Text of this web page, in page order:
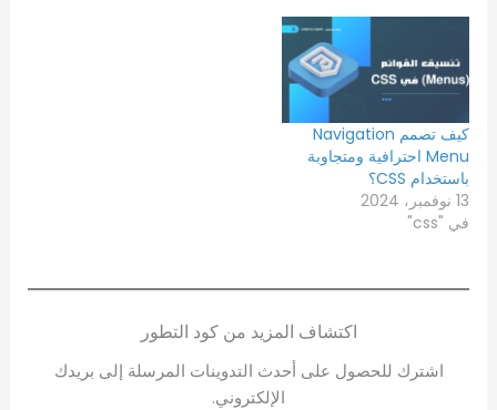
كيف تصمم Navigation
Menu احترافية ومتجاوبة
باستخدام CSS؟
13 نوفمبر، 2024
في "css"
اكتشاف المزيد من كود التطور
اشترك للحصول على أحدث التدوينات المرسلة إلى بريدك
الإلكتروني.